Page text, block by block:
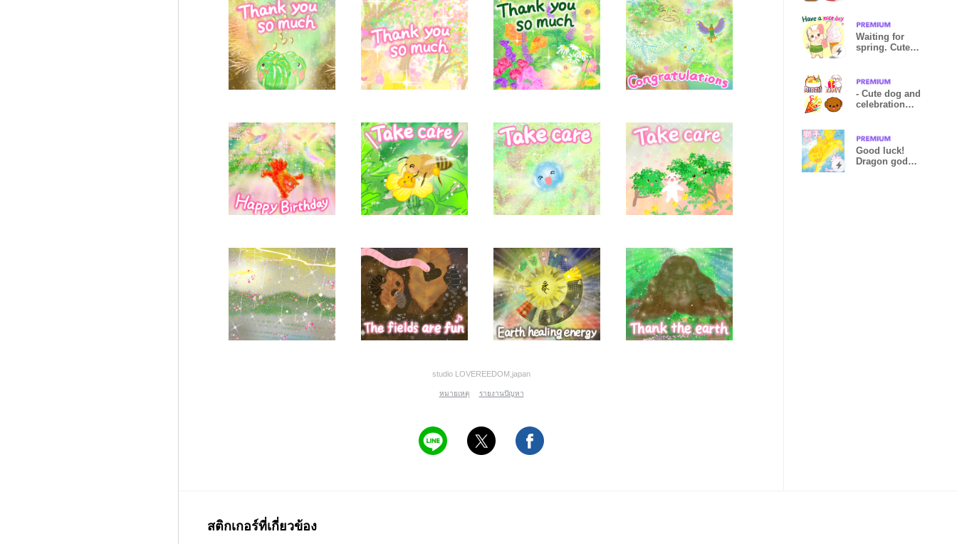
studio LOVEREEDOM,japan
หมายเหตุ รายงานปัญหา
Waiting for
spring. Cute
- Cute dog and
celebration
Good luck!
Dragon god
สติกเกอร์ที่เกี่ยวข้อง